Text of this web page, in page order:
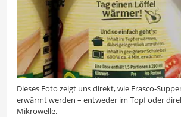
Dieses Foto zeigt uns direkt, wie Erasco-
erwärmt werden – entweder im Topf oder
Mikrowelle.